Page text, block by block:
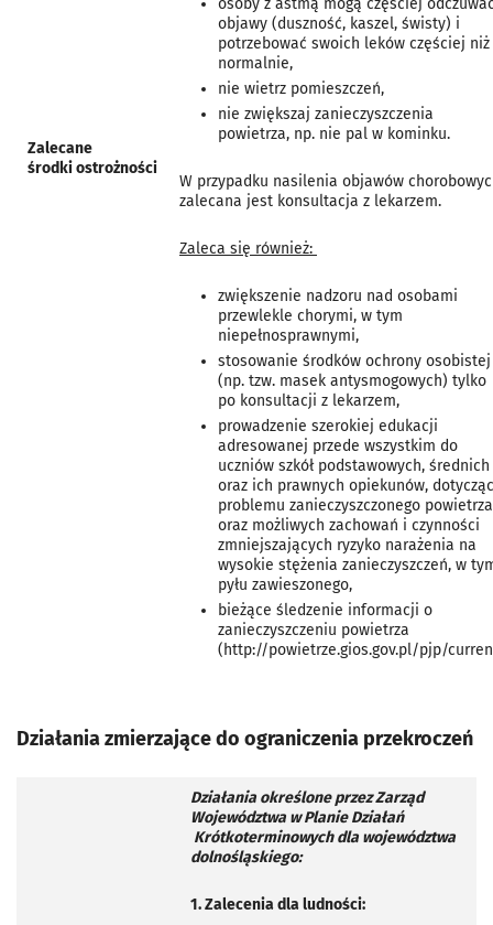
Zalecane
środkiostrożności
osoby z astmą mogą częściej
objawy (duszność, kaszel, świsty) i
potrzebować swoich leków częściej niż
normalnie,
nie wietrz pomieszczeń,
nie zwiększaj zanieczyszczenia
powietrza, np. nie pal w kominku.
W przypadku nasilenia objawów
zalecana jest konsultacja z lekarzem.
Zaleca się również:
zwiększenie nadzoru nad osobami
przewlekle chorymi, w tym
niepełnosprawnymi,
stosowanie środków ochrony osobistej
(np. tzw. masek antysmogowych) tylko
po konsultacji z lekarzem,
prowadzenie szerokiej edukacji
adresowanej przede wszystkim do
uczniów szkół podstawowych, średnich
oraz ich prawnych opiekunów,
problemu zanieczyszczonego powietrza
oraz możliwych zachowań i czynności
zmniejszających ryzyko narażenia na
wysokie stężenia zanieczyszczeń, w
pyłu zawieszonego,
bieżące śledzenie informacji o
zanieczyszczeniu powietrza
(http://powietrze.gios.gov.pl/pjp/
Działania zmierzające do ograniczenia przekroczeń
Działania określone przez Zarząd
Województwa w Planie Działań
Krótkoterminowych dla województwa
dolnośląskiego:
1. Zalecenia dla ludności: